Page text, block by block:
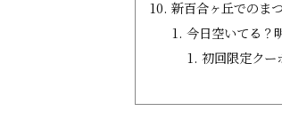
新百合ヶ丘でのま
今日空いてる？
初回限定クー